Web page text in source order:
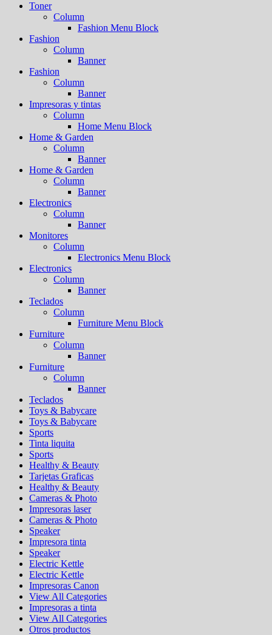
Toner
Column
Fashion Menu Block
Fashion
Column
Banner
Fashion
Column
Banner
Impresoras y tintas
Column
Home Menu Block
Home & Garden
Column
Banner
Home & Garden
Column
Banner
Electronics
Column
Banner
Monitores
Column
Electronics Menu Block
Electronics
Column
Banner
Teclados
Column
Furniture Menu Block
Furniture
Column
Banner
Furniture
Column
Banner
Teclados
Toys & Babycare
Toys & Babycare
Sports
Tinta liquita
Sports
Healthy & Beauty
Tarjetas Graficas
Healthy & Beauty
Cameras & Photo
Impresoras laser
Cameras & Photo
Speaker
Impresora tinta
Speaker
Electric Kettle
Electric Kettle
Impresoras Canon
View All Categories
Impresoras a tinta
View All Categories
Otros productos